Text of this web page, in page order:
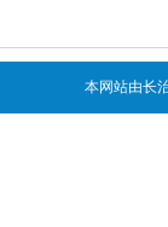
本网站由长